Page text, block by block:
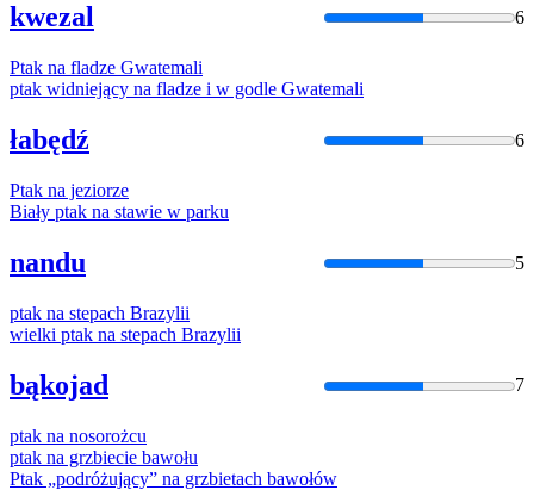
kwezal 6
Ptak na fladze Gwatemali
ptak widniejący na fladze i w godle Gwatemali
łabędź 6
Ptak na jeziorze
Biały ptak na stawie w parku
nandu 5
ptak na stepach Brazylii
wielki ptak na stepach Brazylii
bąkojad 7
ptak na nosorożcu
ptak na grzbiecie bawołu
Ptak „podróżujący” na grzbietach bawołów